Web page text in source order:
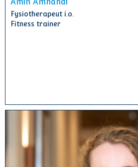
Fysiotherapeut i.o.
Fitness trainer